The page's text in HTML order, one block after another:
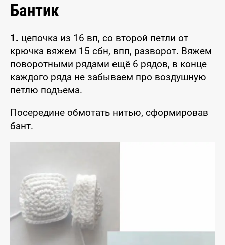
Бантик
1. цепочка из 16 вп, со второй петли от
крючка вяжем 15 сбн, впп, разворот. Вяжем
поворотными рядами ещё 6 рядов, в конце
каждого ряда не забываем про воздушную
петлю подъема.
Посередине обмотать нитью, сформировав
бант.